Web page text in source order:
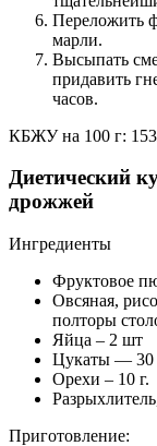
Переложить
марли.
Высыпать
придавить
часов.
КБЖУ на 100 г:
Диетический
дрожжей
Ингредиенты
Фруктовое
Овсяная,
полторы
Яйца – 2 шт
Цукаты — 30
Орехи – 10 г.
Приготовление: